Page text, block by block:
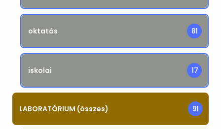
oktatás 81
iskolai 17
LABORATÓRIUM (összes) 91